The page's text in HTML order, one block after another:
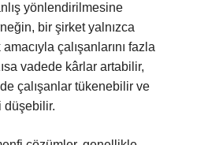
yönlendirilmesine
bir şirket yalnızca
amacıyla çalışanlarını fazla
vadede kârlar artabilir,
çalışanlar tükenebilir ve
düşebilir.